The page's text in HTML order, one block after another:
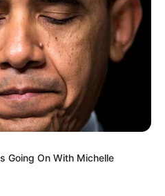
Going On With Michelle